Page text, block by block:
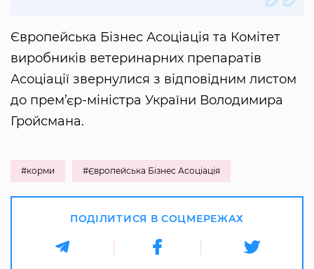
Європейська Бізнес Асоціація та Комітет
виробників ветеринарних препаратів
Асоціації звернулися з відповідним листом
до прем’єр-міністра України Володимира
Гройсмана.
#корми #Європейська Бізнес Асоціація
ПОДІЛИТИСЯ В СОЦМЕРЕЖАХ